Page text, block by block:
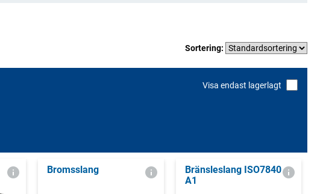
Sortering:
Visa endast lagerlagt
Bromsslang
Bränsleslang ISO7840
A1